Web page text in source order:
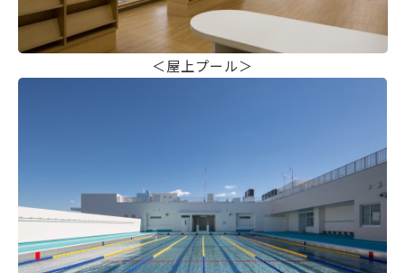
＜屋上プール＞